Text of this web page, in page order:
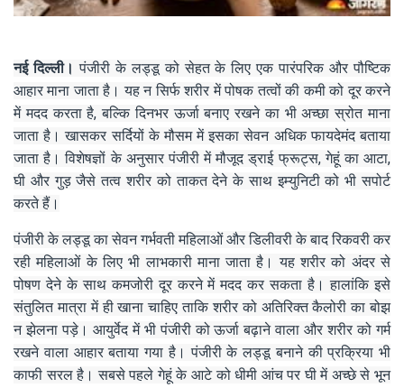
नई दिल्ली।पंजीरी के लड्डू को सेहत के लिए एक पारंपरिक और पौष्टिक
आहार माना जाता है। यह न सिर्फ शरीर में पोषक तत्वों की कमी को दूर करने
में मदद करता है, बल्कि दिनभर ऊर्जा बनाए रखने का भी अच्छा स्रोत माना
जाता है। खासकर सर्दियों के मौसम में इसका सेवन अधिक फायदेमंद बताया
जाता है। विशेषज्ञों के अनुसार पंजीरी में मौजूद ड्राई फ्रूट्स, गेहूं का आटा,
घी और गुड़ जैसे तत्व शरीर को ताकत देने के साथ इम्युनिटी को भी सपोर्ट
करते हैं।
पंजीरी के लड्डू का सेवन गर्भवती महिलाओं और डिलीवरी के बाद रिकवरी कर
रही महिलाओं के लिए भी लाभकारी माना जाता है। यह शरीर को अंदर से
पोषण देने के साथ कमजोरी दूर करने में मदद कर सकता है। हालांकि इसे
संतुलित मात्रा में ही खाना चाहिए ताकि शरीर को अतिरिक्त कैलोरी का बोझ
न झेलना पड़े। आयुर्वेद में भी पंजीरी को ऊर्जा बढ़ाने वाला और शरीर को गर्म
रखने वाला आहार बताया गया है। पंजीरी के लड्डू बनाने की प्रक्रिया भी
काफी सरल है। सबसे पहले गेहूं के आटे को धीमी आंच पर घी में अच्छे से भून